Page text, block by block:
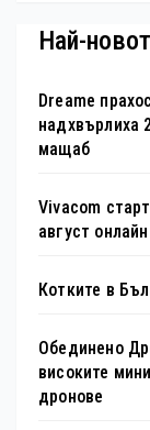
Най-
Dreame
надхвърлиха
мащаб
Vivacom
август онлайн
Котките в
Обединено
високите
дронове